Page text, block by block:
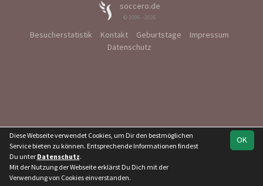
soccero.de
© 2006 - 2026
Besucherstatistik Kontakt Geburtstage
Impressum
Datenschutz
OK
Diese Webseite verwendet Cookies, um Dir den bestmöglichen
Service bieten zu können. Entsprechende Informationen findest
Du unter Datenschutz.
Mit der Nutzung der Webseite erklärst Du Dich mit der
Verwendung von Cookies einverstanden.